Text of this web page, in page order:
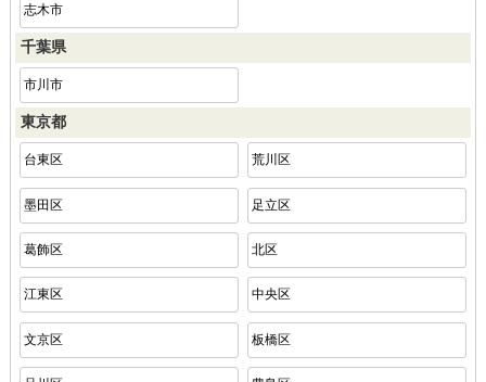
志木市
千葉県
市川市
東京都
台東区 荒川区
墨田区 足立区
葛飾区 北区
江東区 中央区
文京区 板橋区